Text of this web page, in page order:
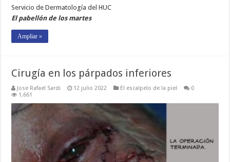
Servicio de Dermatología del HUC
El pabellón de los martes
Ampliar »
Cirugía en los párpados inferiores
Jose Rafael Sardi 12 julio 2022 El escalpelo de la piel
0
1,661